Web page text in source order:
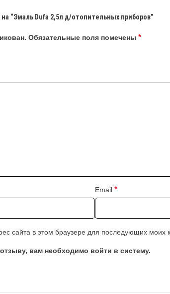
“Эмаль Dufa 2,5л д/отопительных приборов”
Обязательные поля помечены *
Email *
сайта в этом браузере для последующих моих
вам необходимо войти в систему.